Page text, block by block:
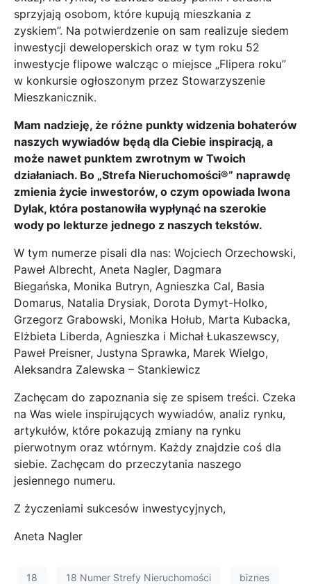
sprzyjają osobom, które kupują mieszkania z
zyskiem”. Na potwierdzenie on sam realizuje siedem
inwestycji deweloperskich oraz w tym roku 52
inwestycje flipowe walcząc o miejsce „Flipera roku”
w konkursie ogłoszonym przez Stowarzyszenie
Mieszkanicznik.
Mam nadzieję, że różne punkty widzenia bohaterów
naszych wywiadów będą dla Ciebie inspiracją, a
może nawet punktem zwrotnym w Twoich
działaniach. Bo „Strefa Nieruchomości®” naprawdę
zmienia życie inwestorów, o czym opowiada Iwona
Dylak, która postanowiła wypłynąć na szerokie
wody po lekturze jednego z naszych tekstów.
W tym numerze pisali dla nas: Wojciech Orzechowski,
Paweł Albrecht, Aneta Nagler, Dagmara
Biegańska, Monika Butryn, Agnieszka Cal, Basia
Domarus, Natalia Drysiak, Dorota Dymyt-Holko,
Grzegorz Grabowski, Monika Hołub, Marta Kubacka,
Elżbieta Liberda, Agnieszka i Michał Łukaszewscy,
Paweł Preisner, Justyna Sprawka, Marek Wielgo,
Aleksandra Zalewska – Stankiewicz
Zachęcam do zapoznania się ze spisem treści. Czeka
na Was wiele inspirujących wywiadów, analiz rynku,
artykułów, które pokazują zmiany na rynku
pierwotnym oraz wtórnym. Każdy znajdzie coś dla
siebie. Zachęcam do przeczytania naszego
jesiennego numeru.
Z życzeniami sukcesów inwestycyjnych,
Aneta Nagler
18 18 Numer Strefy Nieruchomości biznes